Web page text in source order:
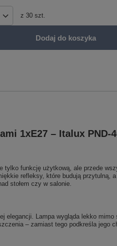
z 30 szt.
Dodaj do koszyka
1xE27 – Italux PND-
funkcję użytkową, ale przede
refleksy, które budują przytulną,
stołem czy w salonie.
elegancji. Lampa wygląda lekko
– zamiast tego podkreśla jego